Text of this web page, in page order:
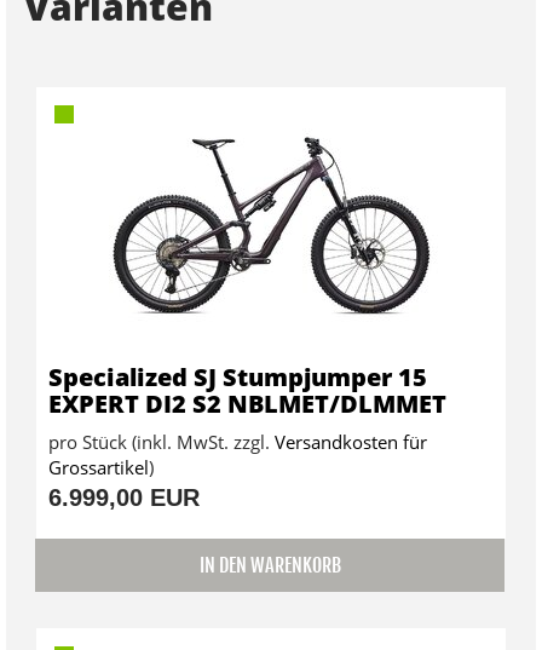
Specialized SJ Stumpjumper 15
EXPERT DI2 S2 NBLMET/DLMMET
pro Stück (inkl. MwSt. zzgl. Versandkosten für
Grossartikel)
6.999,00 EUR
IN DEN WARENKORB